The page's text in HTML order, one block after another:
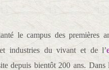
le campus des premières
et industries du vivant et de l’
depuis bientôt 200 ans. Dans